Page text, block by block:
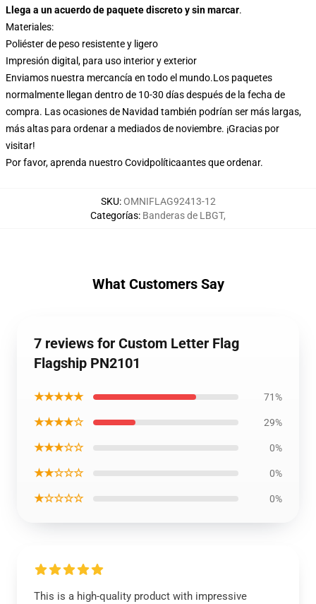
Llega a un acuerdo de paquete discreto y sin marcar.
Materiales:
Poliéster de peso resistente y ligero
Impresión digital, para uso interior y exterior
Enviamos nuestra mercancía en todo el mundo.Los paquetes
normalmente llegan dentro de 10-30 días después de la fecha de
compra. Las ocasiones de Navidad también podrían ser más largas,
más altas para ordenar a mediados de noviembre. ¡Gracias por
visitar!
Por favor, aprenda nuestro Covidpolíticaantes que ordenar.
SKU:OMNIFLAG92413-12
Categorías: Banderas de LBGT,
What Customers Say
7 reviews for Custom Letter Flag
Flagship PN2101
★★★★★ 71%
★★★★☆ 29%
★★★☆☆ 0%
★★☆☆☆ 0%
★☆☆☆☆ 0%
This is a high-quality product with impressive